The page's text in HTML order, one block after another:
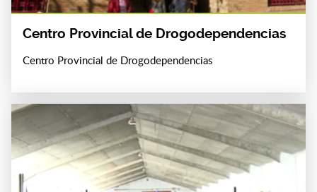
Centro Provincial de Drogodependencias
Centro Provincial de Drogodependencias